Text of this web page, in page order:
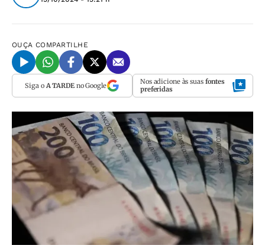
OUÇA COMPARTILHE
Siga o A TARDEno Google Nos adicione às suas fontes
preferidas